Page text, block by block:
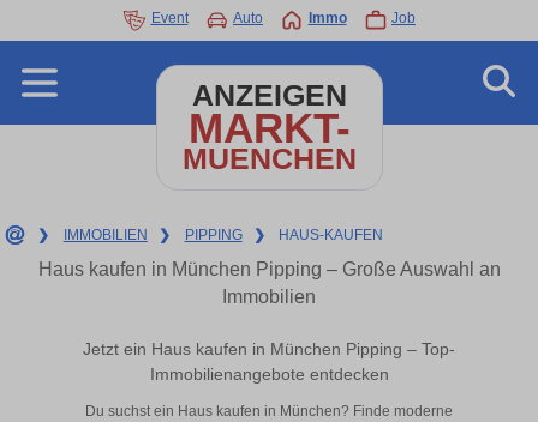
Event Auto Immo Job
ANZEIGEN
MARKT-
MUENCHEN
❯ IMMOBILIEN ❯ PIPPING ❯ HAUS-KAUFEN
Haus kaufen in München Pipping – Große Auswahl an
Immobilien
Jetzt ein Haus kaufen in München Pipping – Top-
Immobilienangebote entdecken
Du suchst ein Haus kaufen in München? Finde moderne